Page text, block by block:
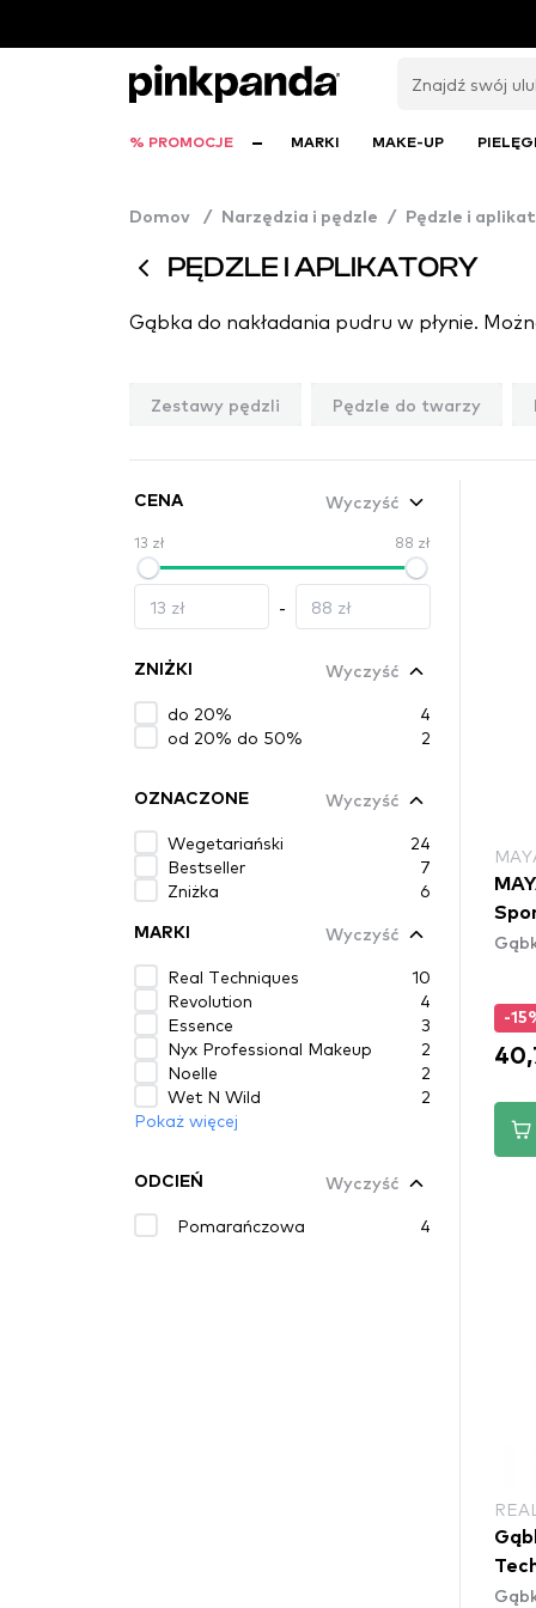
% PROMOCJE MARKI MAKE-UP
Domov / Narzędzia i pędzle / Pędzle i
PĘDZLE I APLIKATORY
Zestawy pędzli Pędzle do twarzy
CENA Wyczyść
13 zł 88 zł
-
ZNIŻKI
Wyczyść
do 20%
4
od 20% do 50%
2
OZNACZONE
Wyczyść
Wegetariański
24
Bestseller
7
Zniżka
6
MARKI
Wyczyść
Real Techniques
10
Revolution
4
Essence
3
Nyx Professional Makeup
2
Noelle
2
Wet N Wild
2
Pokaż więcej
ODCIEŃ
Wyczyść
Pomarańczowa
4
-